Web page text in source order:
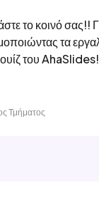
το κοινό σας!!
τα
του AhaSlides!
Τμήματος